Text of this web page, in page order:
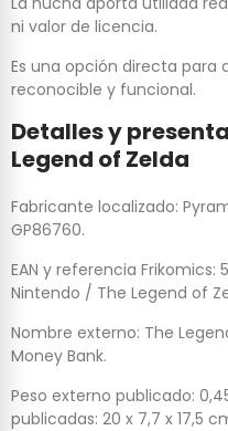
ni valor de licencia.
Es una opción directa para
reconocible y funcional.
Detalles y
Legend of Zelda
Fabricante localizado:
GP86760.
EAN y referencia Frikomics:
Nintendo / The Legend of
Nombre externo: The
Money Bank.
Peso externo publicado:
publicadas: 20 x 7,7 x 17,5